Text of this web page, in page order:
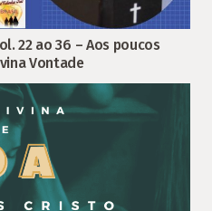
22 ao 36 – Aos poucos
Vontade